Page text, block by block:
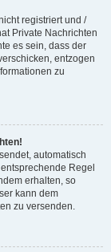
registriert und /
Private Nachrichten
es sein, dass der
entzogen
zu
automatisch
Regel
erhalten, so
kann dem
zu versenden.